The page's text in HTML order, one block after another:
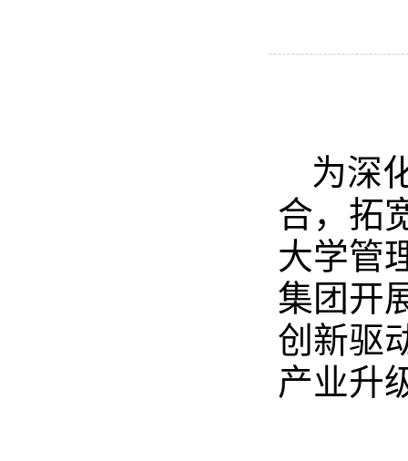
为深
合，拓
大学管
集团开
创新驱
产业升